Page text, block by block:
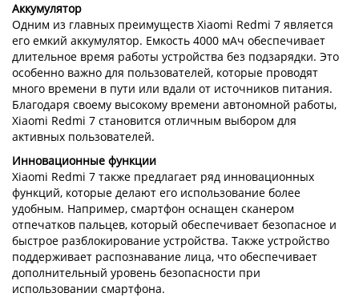
Аккумулятор
Одним из главных преимуществ Xiaomi Redmi 7 является
его емкий аккумулятор. Емкость 4000 мАч обеспечивает
длительное время работы устройства без подзарядки. Это
особенно важно для пользователей, которые проводят
много времени в пути или вдали от источников питания.
Благодаря своему высокому времени автономной работы,
Xiaomi Redmi 7 становится отличным выбором для
активных пользователей.
Инновационные функции
Xiaomi Redmi 7 также предлагает ряд инновационных
функций, которые делают его использование более
удобным. Например, смартфон оснащен сканером
отпечатков пальцев, который обеспечивает безопасное и
быстрое разблокирование устройства. Также устройство
поддерживает распознавание лица, что обеспечивает
дополнительный уровень безопасности при
использовании смартфона.